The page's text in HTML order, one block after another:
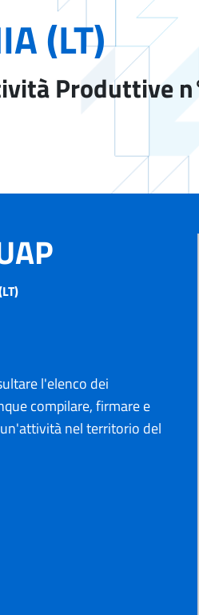
(LT)
Produttive
l'elenco dei
compilare, firmare e
nel territorio del